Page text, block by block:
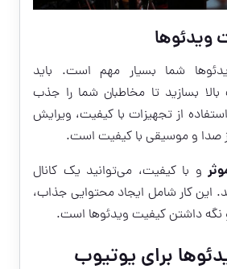
ویدئوها
شما بسیار مهم است. باید
بسازید تا مخاطبان شما را جذب
از تجهیزات با کیفیت، ویرایش
صدا و موسیقی با کیفیت است.
و با کیفیت، می‌توانید یک کانال
این کار شامل ایجاد محتوایی جذاب،
و نگه داشتن کیفیت ویدئوها است.
برای یوتیوب